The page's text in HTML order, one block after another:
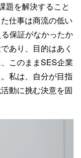
題を解決すること
仕事は商流の低い
保証がなかったか
あり、目的はあく
このままSES企業
私は、自分が目指
動に挑む決意を固